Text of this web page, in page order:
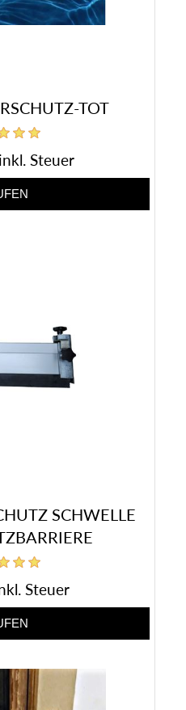
TOT
Steuer
SCHWELLE
Steuer